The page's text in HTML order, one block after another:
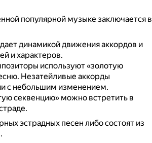
популярной музыке заключается в
динамикой движения аккордов и
и характеров.
используют «золотую
Незатейливые аккорды
с небольшим изменением.
секвенцию» можно встретить в
эстрадных песен либо состоят из